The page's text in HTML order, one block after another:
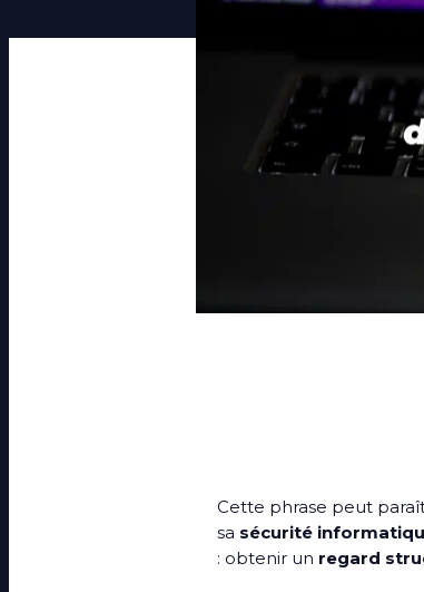
Cette phrase peut
sa sécurité
: obtenir un regard